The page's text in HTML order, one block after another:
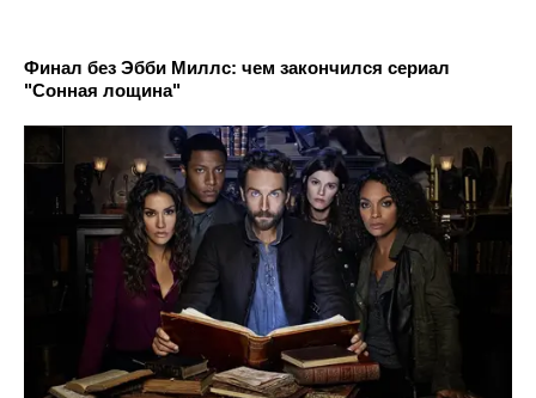
Финал без Эбби Миллс: чем закончился сериал
"Сонная лощина"